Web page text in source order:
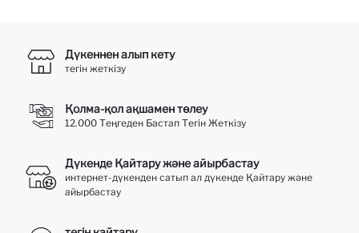
DeFacto дүкеніне барып, ақшаны қайтару сомасын ала аласыз.
Біздің қоймаға жіберілген «ақшаны қайтарып беру кезінде
интернет-дүкенінде пайдалануға болады.
Дүкеннен алып кету
тегін жеткізу
Қолма-қол ақшамен төлеу
12.000 Теңгеден Бастап Тегін Жеткізу
Дүкенде Қайтару және айырбастау
интернет-дүкенден сатып ал дүкенде Қайтару және
айырбастау